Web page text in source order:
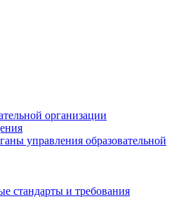
организации
управления образовательной
стандарты и требования